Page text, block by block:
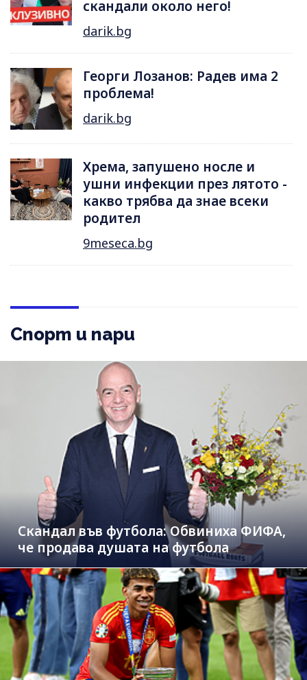
скандали около него!
darik.bg
Георги Лозанов: Радев има 2
проблема!
darik.bg
Хрема, запушено носле и
ушни инфекции през лятотo -
какво трябва да знае всеки
родител
9meseca.bg
Спорт и пари
Скандал във футбола: Обвиниха ФИФА,
че продава душата на футбола